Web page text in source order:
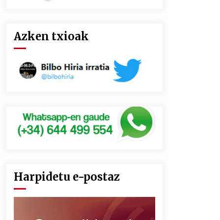
Azken txioak
Harpidetu e-postaz